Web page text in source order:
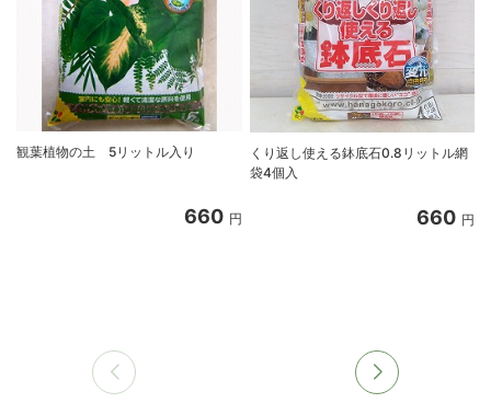
観葉植物の土 5リットル入り
660 円
くり返し使える鉢底石0.8リットル網
袋4個入
660 円